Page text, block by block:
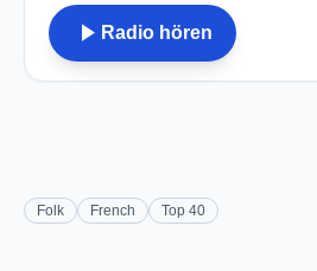
play_arrow Radio hören
Folk French Top 40